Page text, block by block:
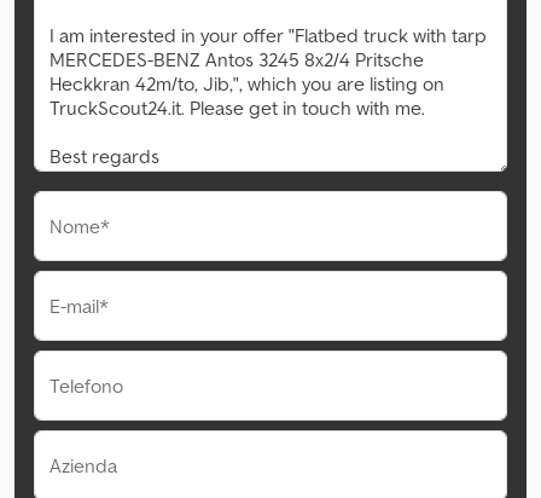
Nome*
E-mail*
Telefono
Azienda